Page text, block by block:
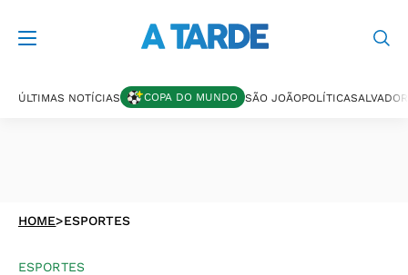
ÚLTIMAS NOTÍCIAS COPA DO MUNDO SÃO JOÃOPOLÍTICASALVADOR
HOME>ESPORTES
ESPORTES